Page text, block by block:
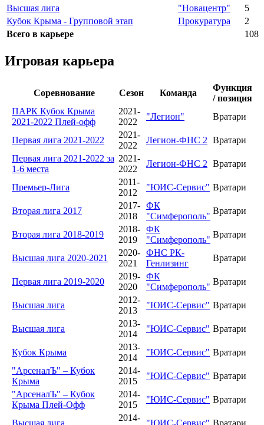
Высшая лига
"Новацентр"
5
Кубок Крыма - Групповой этап
Прокуратура
2
Всего в карьере
108
Игровая карьера
Соревнование Сезон Команда
Функция
/ позиция
ПАРК Кубок Крыма
2021-2022 Плей-офф
2021-
2022
"Легион" Вратари
Первая лига 2021-2022
2021-
2022
Легион-ФНС 2 Вратари
Первая лига 2021-2022 за
1-6 места
2021-
2022
Легион-ФНС 2 Вратари
Премьер-Лига
2011-
2012
"ЮИС-Сервис" Вратари
Вторая лига 2017
2017-
2018
ФК
"Симферополь"
Вратари
Вторая лига 2018-2019
2018-
2019
ФК
"Симферополь"
Вратари
Высшая лига 2020-2021
2020-
2021
ФНС РК-
Генлизинг
Вратари
Первая лига 2019-2020
2019-
2020
ФК
"Симферополь"
Вратари
Высшая лига
2012-
2013
"ЮИС-Сервис" Вратари
Высшая лига
2013-
2014
"ЮИС-Сервис" Вратари
Кубок Крыма
2013-
2014
"ЮИС-Сервис" Вратари
"АрсеналЪ" – Кубок
Крыма
2014-
2015
"ЮИС-Сервис" Вратари
"АрсеналЪ" – Кубок
Крыма Плей-Офф
2014-
2015
"ЮИС-Сервис" Вратари
Высшая лига
2014-
"ЮИС-Сервис" Вратари